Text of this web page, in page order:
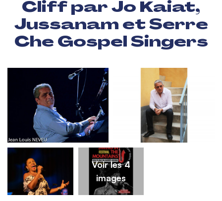
Cliff par Jo Kaiat,
Jussanam et Serre
Che Gospel Singers
Voir les 4
images